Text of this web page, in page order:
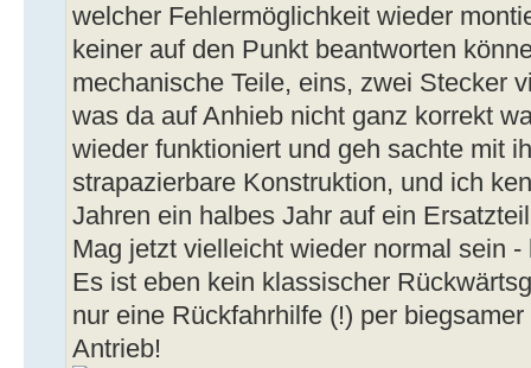
welcher Fehlermöglichkeit wieder
keiner auf den Punkt beantworten
mechanische Teile, eins, zwei Stecker
was da auf Anhieb nicht ganz korrekt
wieder funktioniert und geh sachte mit
strapazierbare Konstruktion, und ich
Jahren ein halbes Jahr auf ein
Mag jetzt vielleicht wieder normal sein
Es ist eben kein klassischer
nur eine Rückfahrhilfe (!) per
Antrieb!